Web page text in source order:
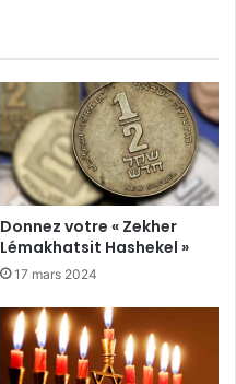
Donnez votre « Zekher
Lémakhatsit Hashekel »
17 mars 2024